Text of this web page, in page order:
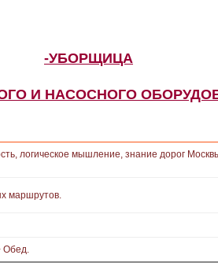
-УБОРЩИЦА
И НАСОСНОГО
логическое мышление, знание дорог
маршрутов.
Обед.